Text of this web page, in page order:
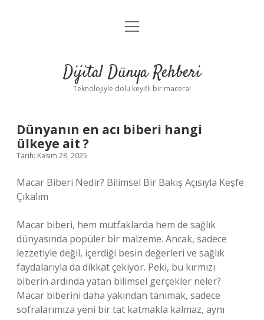
Anasayfa
Yasal Uyarı
menüyü
Dijital Dünya Rehberi
Teknolojiyle dolu keyifli bir macera!
Dünyanın en acı biberi hangi
ülkeye ait ?
Tarih: Kasım 28, 2025
Macar Biberi Nedir? Bilimsel Bir Bakış Açısıyla Keşfe
Çıkalım
Macar biberi, hem mutfaklarda hem de sağlık
dünyasında popüler bir malzeme. Ancak, sadece
lezzetiyle değil, içerdiği besin değerleri ve sağlık
faydalarıyla da dikkat çekiyor. Peki, bu kırmızı
biberin ardında yatan bilimsel gerçekler neler?
Macar biberini daha yakından tanımak, sadece
sofralarımıza yeni bir tat katmakla kalmaz, aynı